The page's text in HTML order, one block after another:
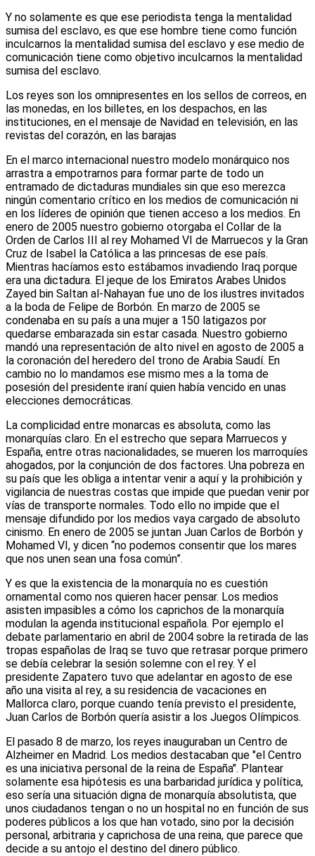
Y no solamente es que ese periodista tenga la mentalidad
sumisa del esclavo, es que ese hombre tiene como función
inculcarnos la mentalidad sumisa del esclavo y ese medio de
comunicación tiene como objetivo inculcarnos la mentalidad
sumisa del esclavo.
Los reyes son los omnipresentes en los sellos de correos, en
las monedas, en los billetes, en los despachos, en las
instituciones, en el mensaje de Navidad en televisión, en las
revistas del corazón, en las barajas
En el marco internacional nuestro modelo monárquico nos
arrastra a empotrarnos para formar parte de todo un
entramado de dictaduras mundiales sin que eso merezca
ningún comentario crítico en los medios de comunicación ni
en los líderes de opinión que tienen acceso a los medios. En
enero de 2005 nuestro gobierno otorgaba el Collar de la
Orden de Carlos III al rey Mohamed VI de Marruecos y la Gran
Cruz de Isabel la Católica a las princesas de ese país.
Mientras hacíamos esto estábamos invadiendo Iraq porque
era una dictadura. El jeque de los Emiratos Arabes Unidos
Zayed bin Saltan al-Nahayan fue uno de los ilustres invitados
a la boda de Felipe de Borbón. En marzo de 2005 se
condenaba en su país a una mujer a 150 latigazos por
quedarse embarazada sin estar casada. Nuestro gobierno
mandó una representación de alto nivel en agosto de 2005 a
la coronación del heredero del trono de Arabia Saudí. En
cambio no lo mandamos ese mismo mes a la toma de
posesión del presidente iraní quien había vencido en unas
elecciones democráticas.
La complicidad entre monarcas es absoluta, como las
monarquías claro. En el estrecho que separa Marruecos y
España, entre otras nacionalidades, se mueren los marroquíes
ahogados, por la conjunción de dos factores. Una pobreza en
su país que les obliga a intentar venir a aquí y la prohibición y
vigilancia de nuestras costas que impide que puedan venir por
vías de transporte normales. Todo ello no impide que el
mensaje difundido por los medios vaya cargado de absoluto
cinismo. En enero de 2005 se juntan Juan Carlos de Borbón y
Mohamed VI, y dicen “no podemos consentir que los mares
que nos unen sean una fosa común”.
Y es que la existencia de la monarquía no es cuestión
ornamental como nos quieren hacer pensar. Los medios
asisten impasibles a cómo los caprichos de la monarquía
modulan la agenda institucional española. Por ejemplo el
debate parlamentario en abril de 2004 sobre la retirada de las
tropas españolas de Iraq se tuvo que retrasar porque primero
se debía celebrar la sesión solemne con el rey. Y el
presidente Zapatero tuvo que adelantar en agosto de ese
año una visita al rey, a su residencia de vacaciones en
Mallorca claro, porque cuando tenía previsto el presidente,
Juan Carlos de Borbón quería asistir a los Juegos Olímpicos.
El pasado 8 de marzo, los reyes inauguraban un Centro de
Alzheimer en Madrid. Los medios destacaban que "el Centro
es una iniciativa personal de la reina de España". Plantear
solamente esa hipótesis es una barbaridad jurídica y política,
eso sería una situación digna de monarquía absolutista, que
unos ciudadanos tengan o no un hospital no en función de sus
poderes públicos a los que han votado, sino por la decisión
personal, arbitraria y caprichosa de una reina, que parece que
decide a su antojo el destino del dinero público.